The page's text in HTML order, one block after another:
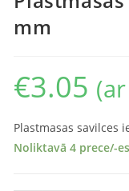
mm
€3.05
Plastmasas savilces
Noliktavā 4 prece/-es